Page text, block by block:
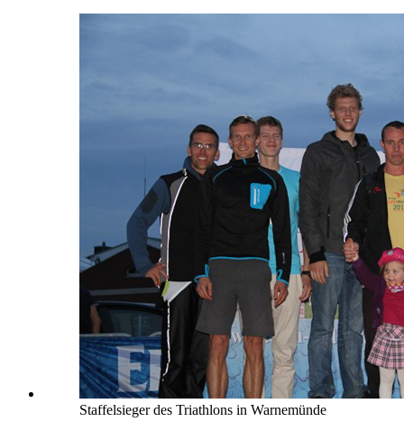
Staffelsieger des Triathlons in Warnemünde